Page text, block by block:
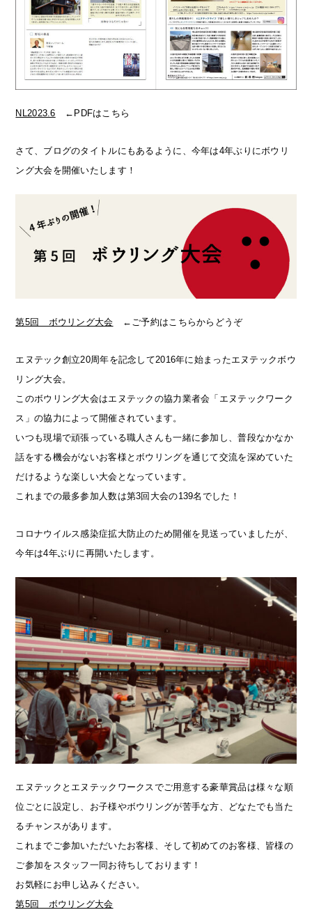
NL2023.6 ←PDFはこちら
さて、ブログのタイトルにもあるように、今年は4年ぶりにボウリ
ング大会を開催いたします！
第5回 ボウリング大会 ←ご予約はこちらからどうぞ
エヌテック創立20周年を記念して2016年に始まったエヌテックボウ
リング大会。
このボウリング大会はエヌテックの協力業者会「エヌテックワーク
ス」の協力によって開催されています。
いつも現場で頑張っている職人さんも一緒に参加し、普段なかなか
話をする機会がないお客様とボウリングを通じて交流を深めていた
だけるような楽しい大会となっています。
これまでの最多参加人数は第3回大会の139名でした！
コロナウイルス感染症拡大防止のため開催を見送っていましたが、
今年は4年ぶりに再開いたします。
エヌテックとエヌテックワークスでご用意する豪華賞品は様々な順
位ごとに設定し、お子様やボウリングが苦手な方、どなたでも当た
るチャンスがあります。
これまでご参加いただいたお客様、そして初めてのお客様、皆様の
ご参加をスタッフ一同お待ちしております！
お気軽にお申し込みください。
第5回 ボウリング大会